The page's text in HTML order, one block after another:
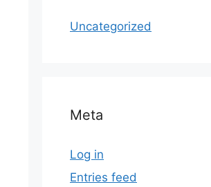
Uncategorized
Meta
Log in
Entries feed